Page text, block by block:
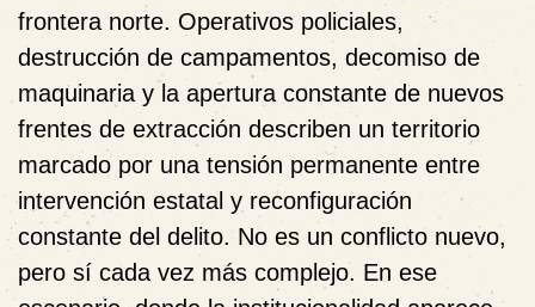
frontera norte. Operativos policiales,
destrucción de campamentos, decomiso de
maquinaria y la apertura constante de nuevos
frentes de extracción describen un territorio
marcado por una tensión permanente entre
intervención estatal y reconfiguración
constante del delito. No es un conflicto nuevo,
pero sí cada vez más complejo. En ese